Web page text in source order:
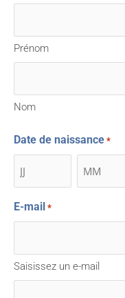
Prénom
Nom
Date de naissance *
E-mail *
Saisissez un e-mail